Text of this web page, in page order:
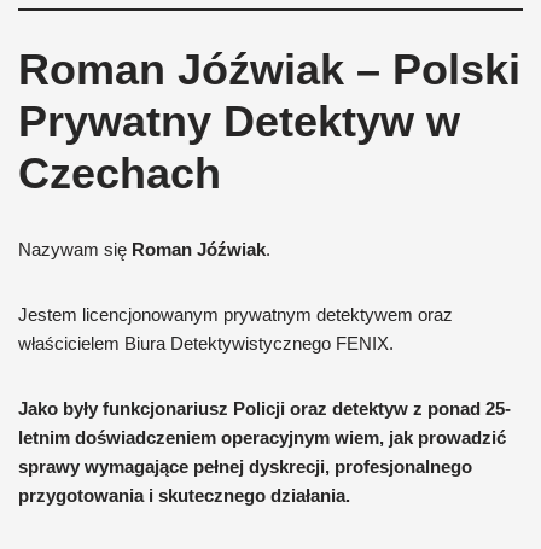
Roman Jóźwiak – Polski
Prywatny Detektyw w
Czechach
Nazywam się Roman Jóźwiak.
Jestem licencjonowanym prywatnym detektywem oraz
właścicielem Biura Detektywistycznego FENIX.
Jako były funkcjonariusz Policji oraz detektyw z ponad 25-
letnim doświadczeniem operacyjnym wiem, jak prowadzić
sprawy wymagające pełnej dyskrecji, profesjonalnego
przygotowania i skutecznego działania.